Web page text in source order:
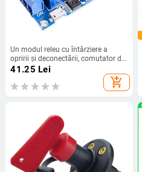
Un modul releu cu întârziere a
opririi și deconectării, comutator de
circuit de temporizare a ciclului de
41.25 Lei
add_shopping_cart